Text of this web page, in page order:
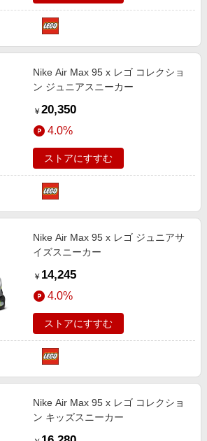
Nike Air Max 95 x レゴ コレクショ
ン ジュニアスニーカー
￥ 20,350
4.0%
ストアにすすむ
Nike Air Max 95 x レゴ ジュニアサ
イズスニーカー
￥ 14,245
4.0%
ストアにすすむ
Nike Air Max 95 x レゴ コレクショ
ン キッズスニーカー